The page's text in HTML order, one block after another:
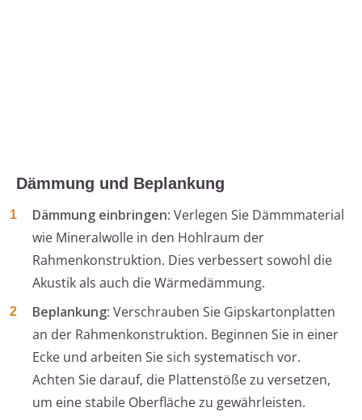
Dämmung und Beplankung
Dämmung einbringen: Verlegen Sie Dämmmaterial
wie Mineralwolle in den Hohlraum der
Rahmenkonstruktion. Dies verbessert sowohl die
Akustik als auch die Wärmedämmung.
Beplankung: Verschrauben Sie Gipskartonplatten
an der Rahmenkonstruktion. Beginnen Sie in einer
Ecke und arbeiten Sie sich systematisch vor.
Achten Sie darauf, die Plattenstöße zu versetzen,
um eine stabile Oberfläche zu gewährleisten.